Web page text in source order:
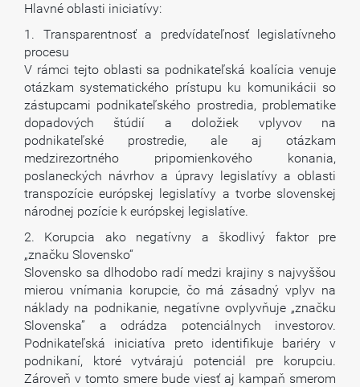
Hlavné oblasti iniciatívy:
1. Transparentnosť a predvídateľnosť legislatívneho
procesu
V rámci tejto oblasti sa podnikateľská koalícia venuje
otázkam systematického prístupu ku komunikácii so
zástupcami podnikateľského prostredia, problematike
dopadových štúdií a doložiek vplyvov na
podnikateľské prostredie, ale aj otázkam
medzirezortného pripomienkového konania,
poslaneckých návrhov a úpravy legislatívy a oblasti
transpozície európskej legislatívy a tvorbe slovenskej
národnej pozície k európskej legislatíve.
2. Korupcia ako negatívny a škodlivý faktor pre
„značku Slovensko“
Slovensko sa dlhodobo radí medzi krajiny s najvyššou
mierou vnímania korupcie, čo má zásadný vplyv na
náklady na podnikanie, negatívne ovplyvňuje „značku
Slovenska” a odrádza potenciálnych investorov.
Podnikateľská iniciatíva preto identifikuje bariéry v
podnikaní, ktoré vytvárajú potenciál pre korupciu.
Zároveň v tomto smere bude viesť aj kampaň smerom